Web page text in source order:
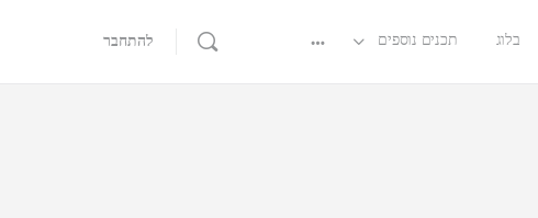
בלוג תכנים נוספים להתחבר